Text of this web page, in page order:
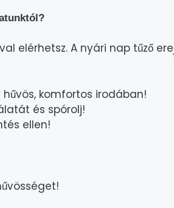
elérhetsz. A nyári nap tűző
komfortos irodában!
és spórolj!
ellen!